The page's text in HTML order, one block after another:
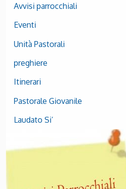
Avvisi parrocchiali
Eventi
Unità Pastorali
preghiere
Itinerari
Pastorale Giovanile
Laudato Si’